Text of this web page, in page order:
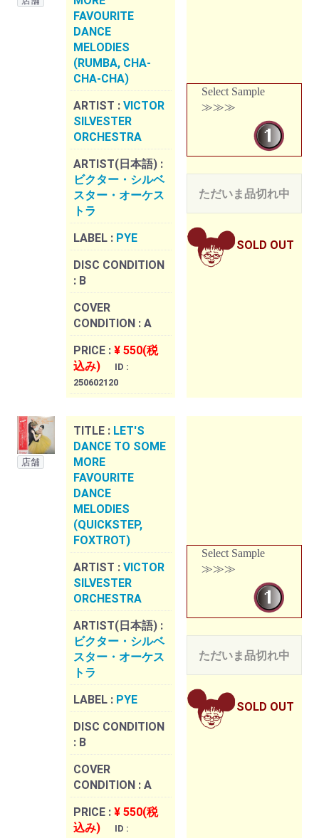
FAVOURITE
DANCE
MELODIES
(RUMBA, CHA-
CHA-CHA)
ARTIST : VICTOR
SILVESTER
ORCHESTRA
ARTIST(日本語) :
ビクター・シルベ
スター・オーケス
トラ
LABEL : PYE
DISC CONDITION
: B
COVER
CONDITION : A
PRICE : ¥ 550(税
込み)
ID :
250602120
Select Sample
≫≫≫
ただいま品切れ中
SOLD OUT
店舗
TITLE : LET'S
DANCE TO SOME
MORE
FAVOURITE
DANCE
MELODIES
(QUICKSTEP,
FOXTROT)
ARTIST : VICTOR
SILVESTER
ORCHESTRA
ARTIST(日本語) :
ビクター・シルベ
スター・オーケス
トラ
LABEL : PYE
DISC CONDITION
: B
COVER
CONDITION : A
PRICE : ¥ 550(税
込み)
ID :
Select Sample
≫≫≫
ただいま品切れ中
SOLD OUT